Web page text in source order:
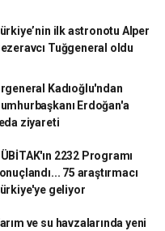
ilk astronotu Alper
Tuğgeneral oldu
Kadıoğlu'ndan
Erdoğan'a
ziyareti
2232 Programı
75 araştırmacı
geliyor
ve su havzalarında yeni